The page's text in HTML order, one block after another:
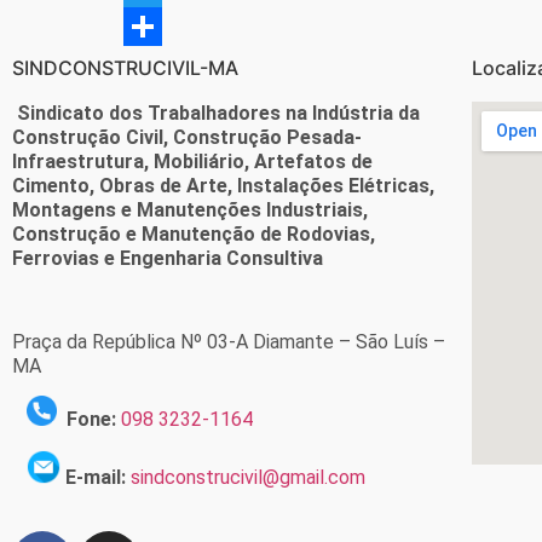
Twitter
Share
SINDCONSTRUCIVIL-MA
Sindicato dos Trabalhadores na Indústria da
Construção Civil, Construção Pesada-
Infraestrutura, Mobiliário, Artefatos de
Cimento, Obras de Arte, Instalações Elétricas,
Montagens e Manutenções Industriais,
Construção e Manutenção de Rodovias,
Ferrovias e Engenharia Consultiva
Praça da República Nº 03-A Diamante – São Luís –
MA
Fone: 098 3232-1164
E-mail: sindconstrucivil@gmail.com